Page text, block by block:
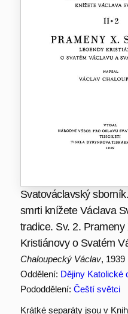
Svatováclavský
smrti knížete Václava
tradice. Sv. 2.
Kristiánovy o Svatém
Chaloupecký Václav, 1939
Oddělení: Dějiny
Pododdělení: Čeští světci
Krátké separáty jsou v